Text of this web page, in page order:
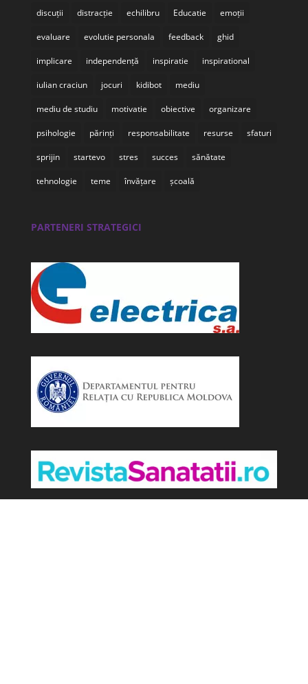
discuții distracție echilibru Educatie emoții
evaluare evolutie personala feedback ghid
implicare independență inspiratie inspirational
iulian craciun jocuri kidibot mediu
mediu de studiu motivatie obiective organizare
psihologie părinți responsabilitate resurse sfaturi
sprijin startevo stres succes sănătate
tehnologie teme învățare școală
PARTENERI STRATEGICI